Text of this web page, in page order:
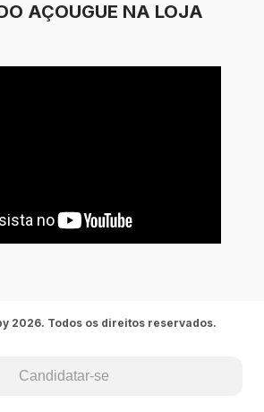
AÇOUGUE NA LOJA
Candidatar-se
2026. Todos os direitos reservados.